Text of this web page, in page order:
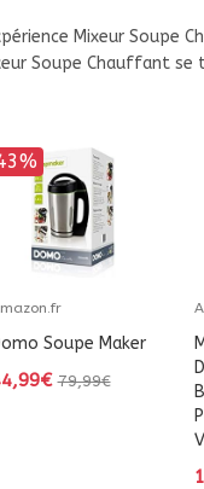
Mixeur Soupe
Soupe Chauffant
Soupe Maker
79,99€